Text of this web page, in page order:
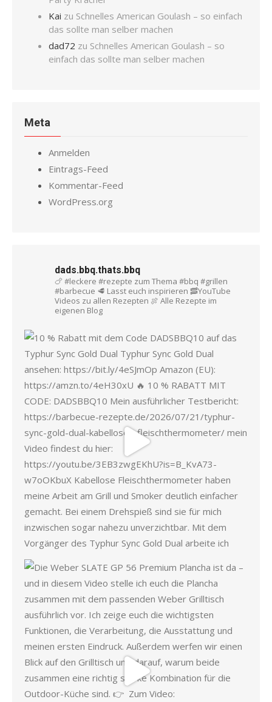
Kai zu Schnelles American Goulash – so einfach
das sollte man selber machen
dad72 zu Schnelles American Goulash – so
einfach das sollte man selber machen
Meta
Anmelden
Eintrags-Feed
Kommentar-Feed
WordPress.org
dads.bbq.thats.bbq
🍗 #leckere #rezepte zum Thema #bbq #grillen
#barbecue 🥩 Lasst euch inspirieren 🥓YouTube
Videos zu allen Rezepten 🍖 Alle Rezepte im
eigenen Blog